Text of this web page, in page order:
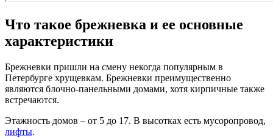
Что такое брежневка и ее основные
характеристики
Брежневки пришли на смену некогда популярным в
Петербурге хрущевкам. Брежневки преимущественно
являются блочно-панельными домами, хотя кирпичные также
встречаются.
Этажность домов – от 5 до 17. В высотках есть мусоропровод,
лифты.